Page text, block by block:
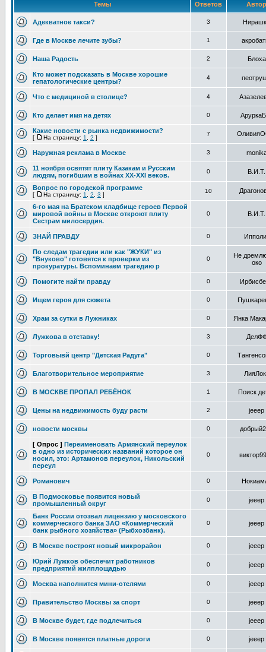
Темы Ответов
Адекватное такси? 3
Где в Москве лечите зубы? 1
Наша Радость 2 Блоха
Кто может подсказать в Москве хорошие
гепатологические центры?
4
Что с медициной в столице? 4
Кто делает имя на детях 0
Какие новости с рынка недвижимости?
[ На страницу: 1 2 ]
7
Наружная реклама в Москве 3
11 ноября освятят плиту Казакам и Русским
людям, погибшим в войнах ХХ-ХХI веков.
0 В.И.Т.
Вопрос по городской программе
[ На страницу: 1 2 3 ]
10
6-го мая на Братском кладбище героев Первой
мировой войны в Москве откроют плиту
Сестрам милосердия.
0 В.И.Т.
ЗНАЙ ПРАВДУ 0
По следам трагедии или как "ЖУКИ" из
"Внуково" готовятся к проверки из
прокуратуры. Вспоминаем трагедию р
0
Не
око
Помогите найти правду 0
Ищем героя для сюжета 0
Храм за сутки в Лужниках 0 Янка
Лужкова в отставку! 3
Торговывй центр "Детская Радуга" 0
Благотворительное мероприятие 3
В МОСКВЕ ПРОПАЛ РЕБЁНОК 1 Поиск
Цены на недвижимость буду расти 2 jeeep
новости москвы 0
[ Опрос ] Переименовать Армянский переулок
в одно из исторических названий которое он
носил, это: Артамонов переулок, Никольский
переул
0
Романович 0
В Подмосковье появится новый
промышленный округ
0 jeeep
Банк России отозвал лицензию у московского
коммерческого банка ЗАО «Коммерческий
банк рыбного хозяйства» (Рыбхозбанк).
0 jeeep
В Москве построят новый микрорайон 0 jeeep
Юрий Лужков обеспечит работников
предприятий жилплощадью
0 jeeep
Москва наполнится мини-отелями 0 jeeep
Правительство Москвы за спорт 0 jeeep
В Москве будет, где подлечиться 0 jeeep
В Москве появятся платные дороги 0 jeeep